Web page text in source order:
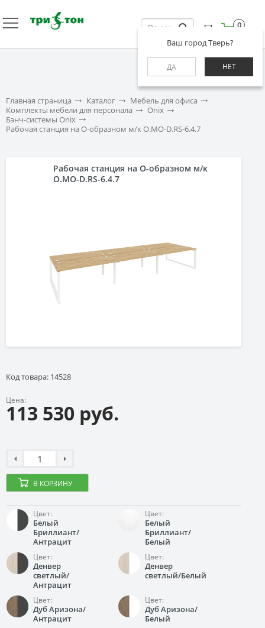
Ваш город Тверь?
ДА НЕТ
0
Главная страница Каталог
Мебель для офиса
Комплекты мебели для персонала
Onix
Бэнч-системы Onix
Рабочая станция на О-образном м/к O.MO-D.RS-6.4.7
Рабочая станция на О-образном м/к
O.MO-D.RS-6.4.7
Код товара: 14528
Цена:
113 530 руб.
В КОРЗИНУ
Цвет:
Белый
Бриллиант/
Антрацит
Цвет:
Белый
Бриллиант/
Белый
Цвет:
Денвер
светлый/
Антрацит
Цвет:
Денвер
светлый/Белый
Цвет:
Дуб Аризона/
Антрацит
Цвет:
Дуб Аризона/
Белый